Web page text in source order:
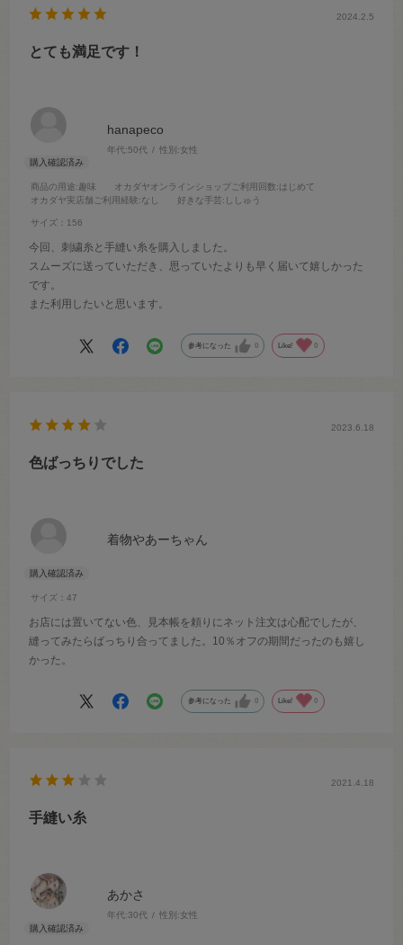
hanapeco
年代:50代 性別:女性
商品の用途:趣味 オカダヤオンラインショップご利用回数:はじめて
オカダヤ実店舗ご利用経験:なし 好きな手芸:ししゅう
サイズ：156
2024.2.5
とても満足です！
今回、刺繍糸と手縫い糸を購入しました。
スムーズに送っていただき、思っていたよりも早く届いて嬉しかった
です。
また利用したいと思います。
参考になった 0 Like! 0
着物やあーちゃん
サイズ：47
2023.6.18
色ばっちりでした
お店には置いてない色、見本帳を頼りにネット注文は心配でしたが、
縫ってみたらばっちり合ってました。10％オフの期間だったのも嬉し
かった。
参考になった 0 Like! 0
あかさ
年代:30代 性別:女性
2021.4.18
手縫い糸